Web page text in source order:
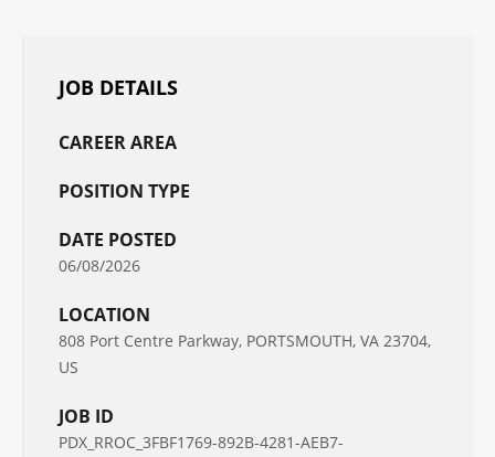
JOB DETAILS
CAREER AREA
POSITION TYPE
DATE POSTED
06/08/2026
LOCATION
808 Port Centre Parkway, PORTSMOUTH, VA 23704,
US
JOB ID
PDX_RROC_3FBF1769-892B-4281-AEB7-